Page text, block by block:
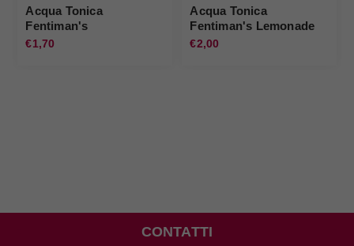
Acqua Tonica
Fentiman's
Connoisseurs
€1,70
Acqua Tonica
Fentiman's Lemonade
Rose Fentiman's
€2,00
CONTATTI